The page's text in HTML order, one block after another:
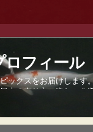
フィール
ックスをお届けしま
本の在り方、進むべ